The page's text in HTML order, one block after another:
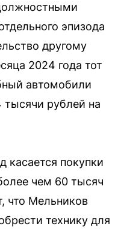
эпизода
другому
2024 года тот
автомобили
тысячи рублей на
покупки
чем 60 тысяч
что Мельников
технику для